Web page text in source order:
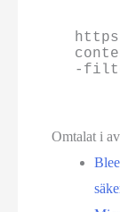
-
Omtalat i